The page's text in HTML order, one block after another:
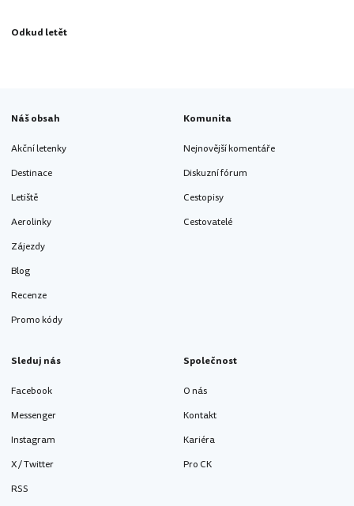
Odkud letět
Náš obsah
Akční letenky
Destinace
Letiště
Aerolinky
Zájezdy
Blog
Recenze
Promo kódy
Komunita
Nejnovější komentáře
Diskuzní fórum
Cestopisy
Cestovatelé
Sleduj nás
Facebook
Messenger
Instagram
X / Twitter
RSS
Společnost
O nás
Kontakt
Kariéra
Pro CK